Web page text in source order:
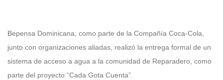
Bepensa Dominicana, como parte de la Compañía Coca-Cola,
junto con organizaciones aliadas, realizó la entrega formal de un
sistema de acceso a agua a la comunidad de Reparadero, como
parte del proyecto “Cada Gota Cuenta”.